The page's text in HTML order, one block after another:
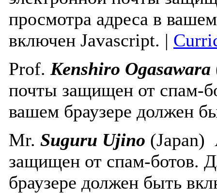
просмотра адреса в
включен Javascript. |
Prof. Kenshiro Ogasawara
почты защищен от спам-
вашем браузере должен
Mr. Suguru Ujino (Japan)
защищен от спам-ботов.
браузере должен быть